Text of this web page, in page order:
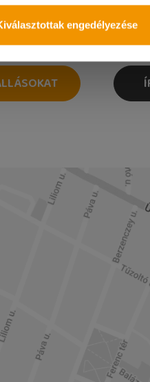
engedélyezése
az állást, amit keresel,
van, fordulj hozzánk